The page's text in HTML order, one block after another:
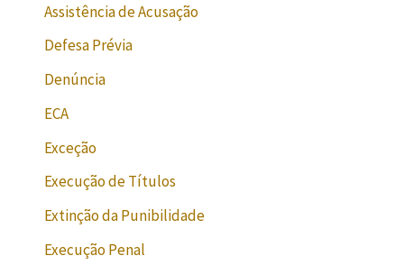
Assistência de Acusação
Defesa Prévia
Denúncia
ECA
Exceção
Execução de Títulos
Extinção da Punibilidade
Execução Penal